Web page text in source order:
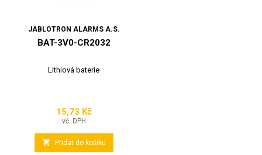
JABLOTRON ALARMS A.S.
BAT-3V0-CR2032
Lithiová baterie
Cena
15,73 Kč
vč. DPH
 Přidat do košíku